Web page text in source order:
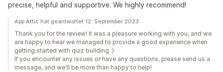
precise, helpful and supportive. We highly recommend!
App Attic hat geantwortet 12. September 2023
Thank you for the review! It was a pleasure working with you, and we
are happy to hear we managed to provide a good experience when
getting started with quiz building :)
If you encounter any issues or have any questions, please send us a
message, and we'll be more than happy to help!